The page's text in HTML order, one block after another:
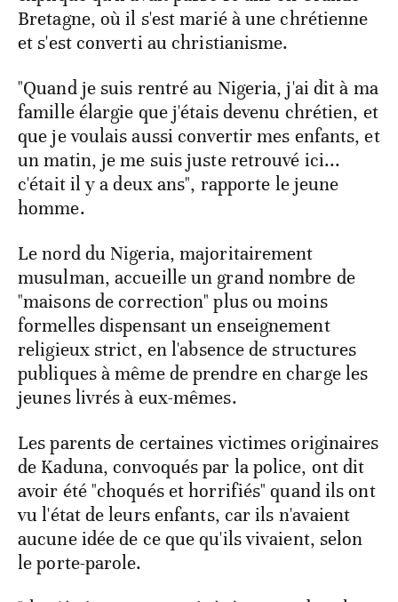
Bretagne, où il s'est marié à une chrétienne
et s'est converti au christianisme.
"Quand je suis rentré au Nigeria, j'ai dit à ma
famille élargie que j'étais devenu chrétien, et
que je voulais aussi convertir mes enfants, et
un matin, je me suis juste retrouvé ici...
c'était il y a deux ans", rapporte le jeune
homme.
Le nord du Nigeria, majoritairement
musulman, accueille un grand nombre de
"maisons de correction" plus ou moins
formelles dispensant un enseignement
religieux strict, en l'absence de structures
publiques à même de prendre en charge les
jeunes livrés à eux-mêmes.
Les parents de certaines victimes originaires
de Kaduna, convoqués par la police, ont dit
avoir été "choqués et horrifiés" quand ils ont
vu l'état de leurs enfants, car ils n'avaient
aucune idée de ce que qu'ils vivaient, selon
le porte-parole.